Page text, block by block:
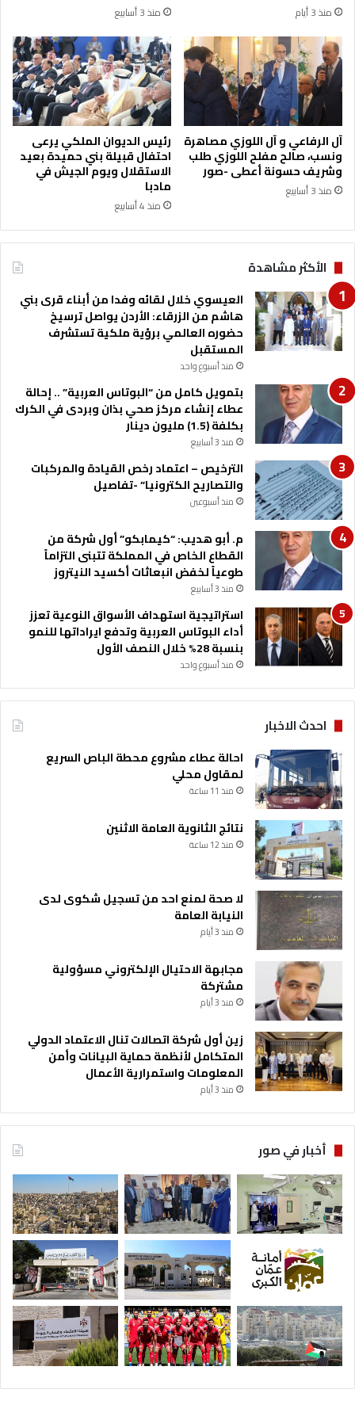
ا
ت
ج
ي
ع
ش
ر
ك
u
i
n
e
s
s
C
n
s
l
t
ل
ت
ع
ز
ي
ز
ل
خ
د
ا
ت
ا
ل
م
ص
ر
ف
ي
ة
ا
ل
ر
ق
م
ي
ة
ا
ل
م
ن
ة
أ
ج
ي
ر
ا
ي
ا
ر
ا
ب
ث
ا
ن
ت
ح
د
ا
ت
ل
ق
ط
ا
ع
منذ 3 أيام منذ 3 أسابيع
آل الرفاعي و آل اللوزي مصاهرة
ونسب، صالح مفلح اللوزي طلب
وشريف حسونة أعطى -صور
منذ 3 أسابيع
رئيس الديوان الملكي يرعى
احتفال قبيلة بني حميدة بعيد
الاستقلال ويوم الجيش في
مادبا
منذ 4 أسابيع
الأكثر مشاهدة
العيسوي خلال لقائه وفدا من أبناء قرى بني
هاشم من الزرقاء: الأردن يواصل ترسيخ
حضوره العالمي برؤية ملكية تستشرف
المستقبل
منذ أسبوع واحد
بتمويل كامل من “البوتاس العربية” .. إحالة
عطاء إنشاء مركز صحي بذان وبردى في الكرك
بكلفة (1.5) مليون دينار
منذ 3 أسابيع
الترخيص – اعتماد رخص القيادة والمركبات
والتصاريح الكترونيا” -تفاصيل
منذ أسبوعين
م. أبو هديب: “كيمابكو” أول شركة من
القطاع الخاص في المملكة تتبنى التزاماً
طوعياً لخفض انبعاثات أكسيد النيتروز
منذ 3 أسابيع
استراتيجية استهداف الأسواق النوعية تعزز
أداء البوتاس العربية وتدفع ايراداتها للنمو
بنسبة 28% خلال النصف الأول
منذ أسبوع واحد
احدث الاخبار
احالة عطاء مشروع محطة الباص السريع
لمقاول محلي
منذ 11 ساعة
نتائج الثانوية العامة الاثنين
منذ 12 ساعة
لا صحة لمنع احد من تسجيل شكوى لدى
النيابة العامة
منذ 3 أيام
مجابهة الاحتيال الإلكتروني مسؤولية
مشتركة
منذ 3 أيام
زين أول شركة اتصالات تنال الاعتماد الدولي
المتكامل لأنظمة حماية البيانات وأمن
المعلومات واستمرارية الأعمال
منذ 3 أيام
أخبار في صور